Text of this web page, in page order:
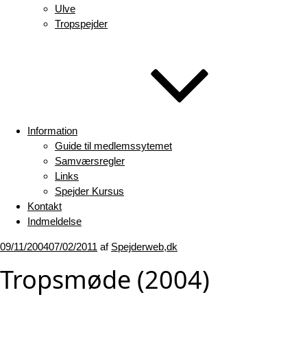
Ulve
Tropspejder
Information
Guide til medlemssytemet
Samværsregler
Links
Spejder Kursus
Kontakt
Indmeldelse
Udgivet
09/11/200407/02/2011 af Spejderweb,dk
Tropsmøde (2004)